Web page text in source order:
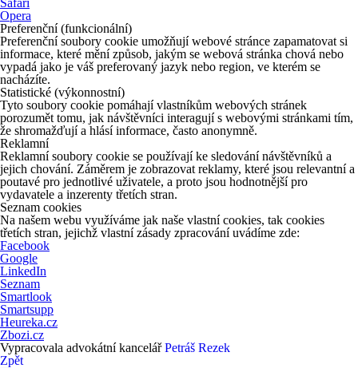
Opera
Preferenční (funkcionální)
Preferenční soubory cookie umožňují webové stránce zapamatovat si
informace, které mění způsob, jakým se webová stránka chová nebo
vypadá jako je váš preferovaný jazyk nebo region, ve kterém se
nacházíte.
Statistické (výkonnostní)
Tyto soubory cookie pomáhají vlastníkům webových stránek
porozumět tomu, jak návštěvníci interagují s webovými stránkami tím,
že shromažďují a hlásí informace, často anonymně.
Reklamní
Reklamní soubory cookie se používají ke sledování návštěvníků a
jejich chování. Záměrem je zobrazovat reklamy, které jsou relevantní a
poutavé pro jednotlivé uživatele, a proto jsou hodnotnější pro
vydavatele a inzerenty třetích stran.
Seznam cookies
Na našem webu využíváme jak naše vlastní cookies, tak cookies
třetích stran, jejichž vlastní zásady zpracování uvádíme zde:
Facebook
Google
LinkedIn
Seznam
Smartlook
Smartsupp
Heureka.cz
Zbozi.cz
Vypracovala advokátní kancelářPetráš Rezek
Zpět